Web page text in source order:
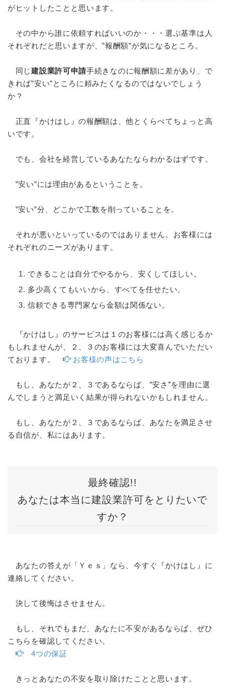
がヒットしたことと思います。
その中から誰に依頼すればいいのか・・・選ぶ基準は人
それぞれだと思いますが、”報酬額”が気になるところ。
同じ建設業許可申請手続きなのに報酬額に差があり、で
きれば”安い”ところに頼みたくなるのではないでしょう
か？
正直『かけはし』の報酬額は、他とくらべてちょっと高
いです。
でも、会社を経営しているあなたならわかるはずです。
”安い”には理由があるということを。
”安い”分、どこかで工数を削っていることを。
それが悪いといっているのではありません。お客様には
それぞれのニーズがあります。
できることは自分でやるから、安くしてほしい。
多少高くてもいいから、すべてを任せたい。
信頼できる専門家なら金額は関係ない。
『かけはし』のサービスは１のお客様には高く感じるか
もしれませんが、２、３のお客様には大変喜んでいただい
ております。
お客様の声はこちら
もし、あなたが２、３であるならば、”安さ”を理由に選
んでしまうと満足いく結果が得られないかもしれません。
もし、あなたが２、３であるならば、あなたを満足させ
る自信が、私にはあります。
最終確認!!
あなたは本当に建設業許可をとりたいで
すか？
あなたの答えが「Ｙｅｓ」なら、今すぐ『かけはし』に
連絡してください。
決して後悔はさせません。
もし、それでもまだ、あなたに不安があるならば、ぜひ
こちらを確認してください。
4つの保証
きっとあなたの不安を取り除けたことと思います。